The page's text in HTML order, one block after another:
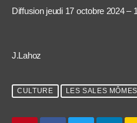
Diffusion jeudi 17 octobre 2024 –
J.Lahoz
CULTURE LES SALES MÔMES